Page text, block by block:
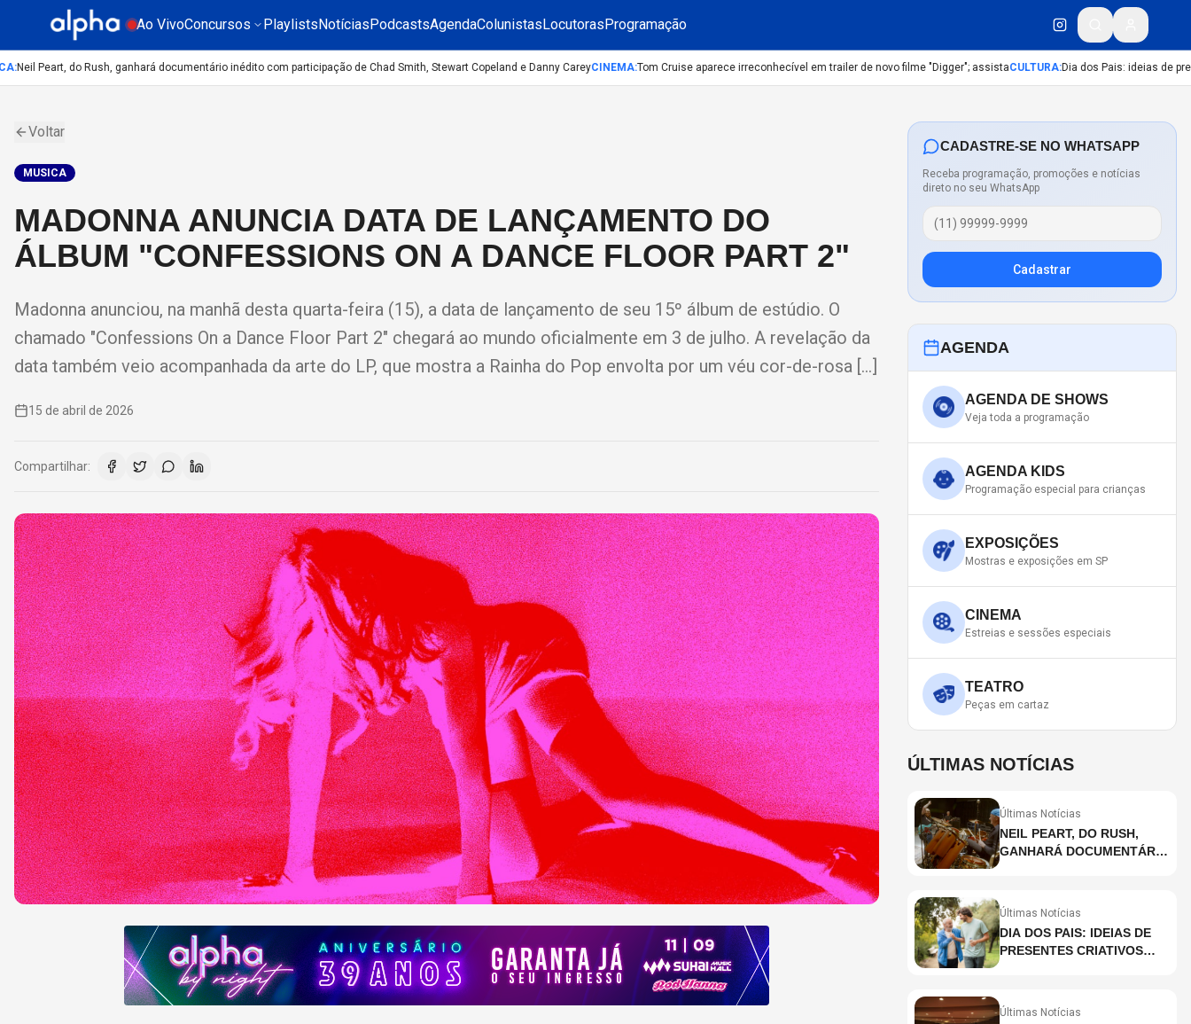
Ao VivoConcursos PlaylistsNotíciasPodcastsAgendaColunistasLocutorasProgramação
:Neil Peart, do Rush, ganhará documentário inédito com participação de Chad Smith, Stewart Copeland e Danny CareyCINEMA:Tom Cruise aparece irreconhecível em trailer de novo filme "Digger"; assistaCULTURA:Dia dos Pais: ideias de
Voltar
MUSICA
MADONNA ANUNCIA DATA DE LANÇAMENTO DO
ÁLBUM "CONFESSIONS ON A DANCE FLOOR PART 2"
Madonna anunciou, na manhã desta quarta-feira (15), a data de lançamento de seu 15º álbum de estúdio. O
chamado "Confessions On a Dance Floor Part 2" chegará ao mundo oficialmente em 3 de julho. A revelação da
data também veio acompanhada da arte do LP, que mostra a Rainha do Pop envolta por um véu cor-de-rosa […]
15 de abril de 2026
Compartilhar:
CADASTRE-SE NO WHATSAPP
Receba programação, promoções e notícias
direto no seu WhatsApp
Cadastrar
AGENDA
AGENDA DE SHOWS
Veja toda a programação
AGENDA KIDS
Programação especial para crianças
EXPOSIÇÕES
Mostras e exposições em SP
CINEMA
Estreias e sessões especiais
TEATRO
Peças em cartaz
ÚLTIMAS NOTÍCIAS
Últimas Notícias
NEIL PEART, DO RUSH,
GANHARÁ DOCUMENTÁRIO
SMITH, STEWART
CAREY
Últimas Notícias
DIA DOS PAIS: IDEIAS DE
PRESENTES CRIATIVOS
Últimas Notícias